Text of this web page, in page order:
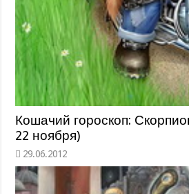
Кошачий гороскоп:
22 ноября)